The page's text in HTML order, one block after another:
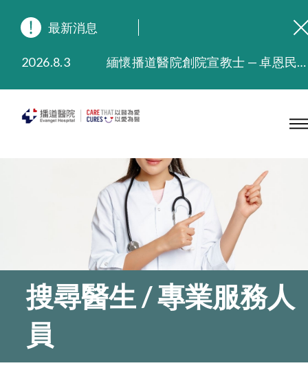
最新消息
2026.8.3
緬懷播道醫院創院宣教士 — 卓恩民醫生香港追思會
2025.9.23
本院在暴雨或颱風警告信號 (包括黑色暴雨及8號或以上熱帶氣旋警告信號) 下，仍會維持有限度服務。如有查詢，可致電2711 5222。
搜尋醫生 / 專業服務人
員